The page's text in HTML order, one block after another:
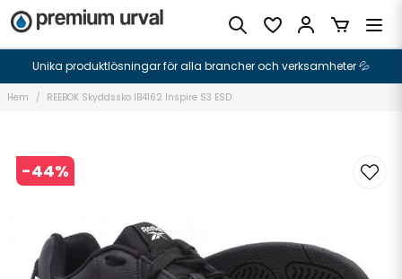
Unika produktlösningar för alla brancher och verksamheter 💦
Hem REEBOK Skyddssko IB4162 Inspire S3 ESD
-44%